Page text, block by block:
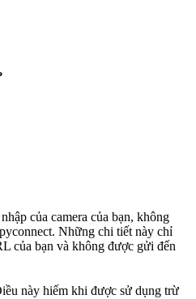
của camera của bạn, không
Những chi tiết này chỉ
của bạn và không được gửi đến
này hiếm khi được sử dụng trừ